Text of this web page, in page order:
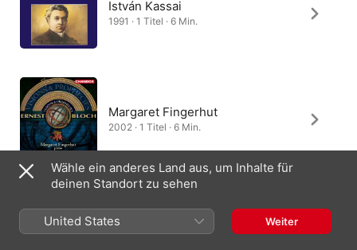
István Kassai
1991 · 1 Titel · 6 Min.
Margaret Fingerhut
2002 · 1 Titel · 6 Min.
Wähle ein anderes Land aus, um Inhalte für
deinen Standort zu sehen
United States Weiter